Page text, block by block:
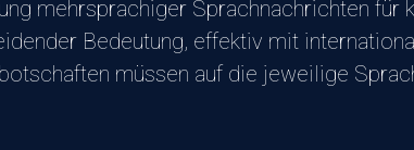
mehrsprachiger Sprachnachrichten
Bedeutung, effektiv mit
müssen auf die jeweilige